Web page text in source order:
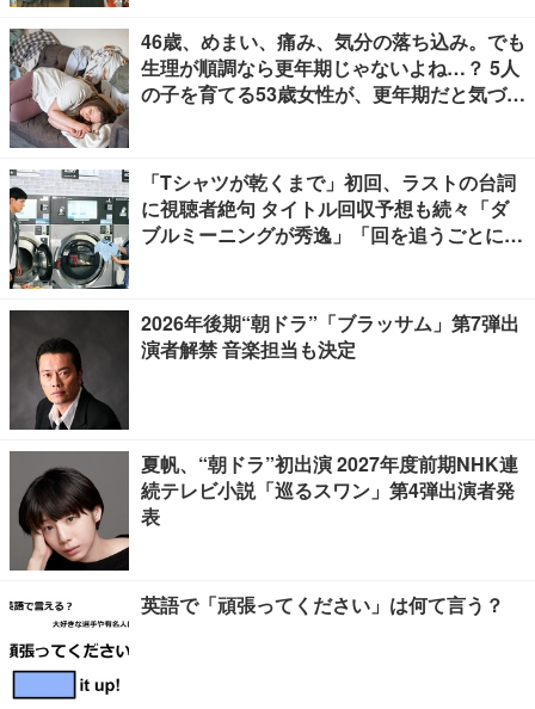
46歳、めまい、痛み、気分の落ち込み。でも
生理が順調なら更年期じゃないよね…？ 5人
の子を育てる53歳女性が、更年期だと気づく
「Tシャツが乾くまで」初回、ラストの台詞
に視聴者絶句 タイトル回収予想も続々「ダ
ブルミーニングが秀逸」「回を追うごとに意
2026年後期“朝ドラ”「ブラッサム」第7弾出
演者解禁 音楽担当も決定
夏帆、“朝ドラ”初出演 2027年度前期NHK連
続テレビ小説「巡るスワン」第4弾出演者発
表
英語で「頑張ってください」は何て言う？